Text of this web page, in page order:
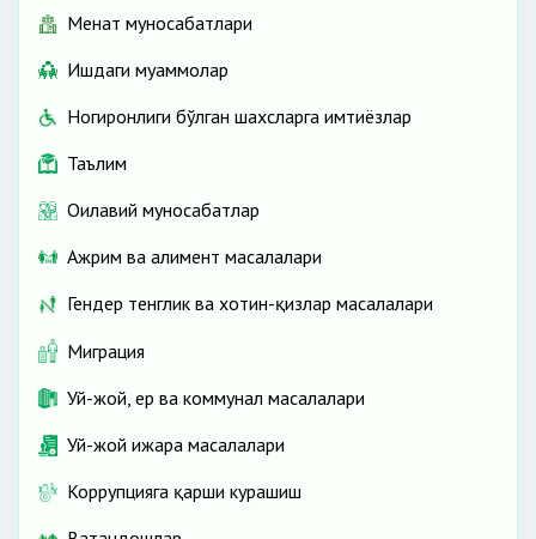
Меҳнат муносабатлари
Ишдаги муаммолар
Ногиронлиги бўлган шахсларга имтиёзлар
Таълим
Оилавий муносабатлар
Ажрим ва алимент масалалари
Гендер тенглик ва хотин-қизлар масалалари
Миграция
Уй-жой, ер ва коммунал масалалари
Уй-жой ижара масалалари
Коррупцияга қарши курашиш